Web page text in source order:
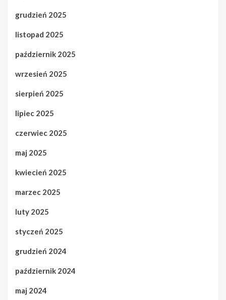
grudzień 2025
listopad 2025
październik 2025
wrzesień 2025
sierpień 2025
lipiec 2025
czerwiec 2025
maj 2025
kwiecień 2025
marzec 2025
luty 2025
styczeń 2025
grudzień 2024
październik 2024
maj 2024